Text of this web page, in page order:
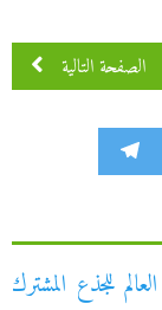
الصفحة التالية
للجذع المشترك